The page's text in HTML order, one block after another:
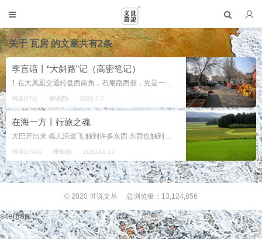
关于瓦房的文章共有2条
李言谙丨“大斜路”记（高密笔记）
1 在大凤凰交通转盘西南角，石庵路西侧，先是一米来宽的绿化带，绿化带中间三棵大柳树，树下是瓦房围起来的小院。小院不小。不小的原因是院落按地形围成直角三角形，这边看不到那边，尖头看不到底边。靠石庵路一...
阅读(374) 评论(0) 2026-7-7
在海一方丨行旅之魂
大巴开出来 魂儿沿途飞 触到许多东西 东西也触到魂 鲁中平原上 土堤的河流 土路的乡村 一方平整的田地 挨着短垣和瓦房 菜园子的后面 是缓坡上的果林 陌生的田园 安排了怎样的生活 是劳苦...
阅读(1740) 评论(0) 2020-12-15
© 2020 世说文丛 总浏览量：13,124,856
sitemap